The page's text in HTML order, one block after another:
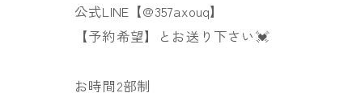
公式LINE【@357axouq】
【予約希望】とお送り下さい💓
お時間2部制